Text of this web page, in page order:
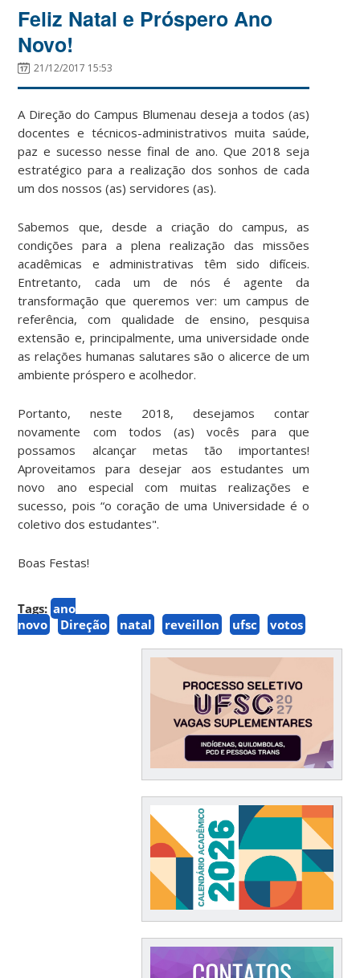
Feliz Natal e Próspero Ano
Novo!
21/12/2017 15:53
A Direção do Campus Blumenau deseja a todos (as)
docentes e técnicos-administrativos muita saúde,
paz e sucesso nesse final de ano. Que 2018 seja
estratégico para a realização dos sonhos de cada
um dos nossos (as) servidores (as).
Sabemos que, desde a criação do campus, as
condições para a plena realização das missões
acadêmicas e administrativas têm sido difíceis.
Entretanto, cada um de nós é agente da
transformação que queremos ver: um campus de
referência, com qualidade de ensino, pesquisa
extensão e, principalmente, uma universidade onde
as relações humanas salutares são o alicerce de um
ambiente próspero e acolhedor.
Portanto, neste 2018, desejamos contar
novamente com todos (as) vocês para que
possamos alcançar metas tão importantes!
Aproveitamos para desejar aos estudantes um
novo ano especial com muitas realizações e
sucesso, pois “o coração de uma Universidade é o
coletivo dos estudantes".
Boas Festas!
Tags: ano
novo
Direção natal reveillon ufsc votos